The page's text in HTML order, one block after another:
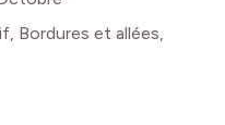
Bordures et allées,